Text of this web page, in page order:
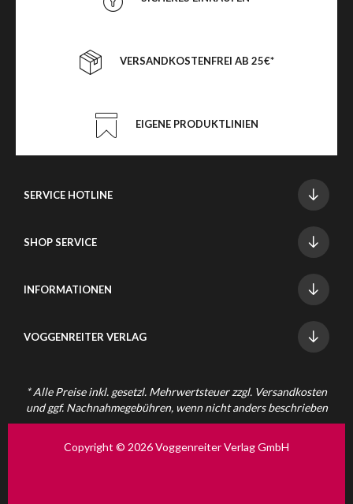
VERSANDKOSTENFREI AB 25€*
EIGENE PRODUKTLINIEN
SERVICE HOTLINE
SHOP SERVICE
INFORMATIONEN
VOGGENREITER VERLAG
* Alle Preise inkl. gesetzl. Mehrwertsteuer zzgl. Versandkosten
und ggf. Nachnahmegebühren, wenn nicht anders beschrieben
Copyright © 2026 Voggenreiter Verlag GmbH